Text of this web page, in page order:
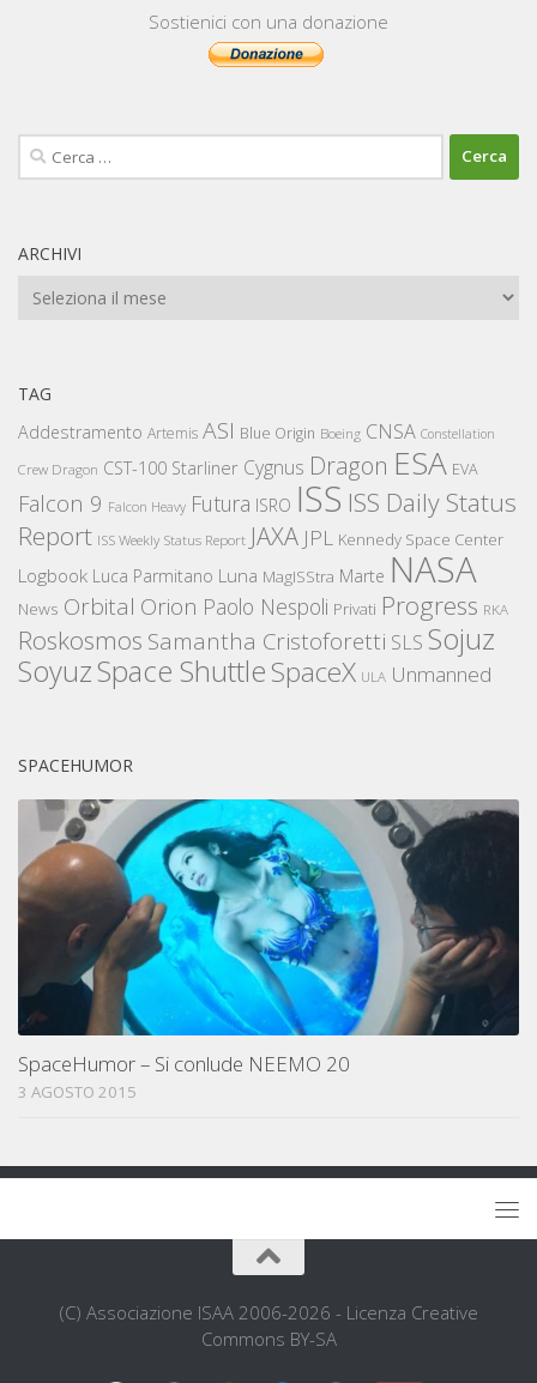
Sostienici con una donazione
Ricerca
per:
ARCHIVI
Archivi
TAG
Addestramento Artemis ASI Blue Origin Boeing CNSA Constellation
Crew Dragon CST-100 Starliner Cygnus Dragon ESA EVA
Falcon 9 Falcon Heavy Futura ISRO ISS ISS Daily Status
Report ISS Weekly Status Report JAXA JPL Kennedy Space Center
Logbook Luca Parmitano Luna MagISStra Marte NASA
News Orbital Orion Paolo Nespoli Privati Progress RKA
Roskosmos Samantha Cristoforetti SLS Sojuz
SoyuzSpace ShuttleSpaceX ULA Unmanned
SPACEHUMOR
SpaceHumor – Si conlude NEEMO 20
3 AGOSTO 2015
(C) Associazione ISAA 2006-2026 - Licenza Creative
Commons BY-SA